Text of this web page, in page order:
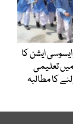
ایسوسی ایشن کا
تعلیمی
کا مطالبہ